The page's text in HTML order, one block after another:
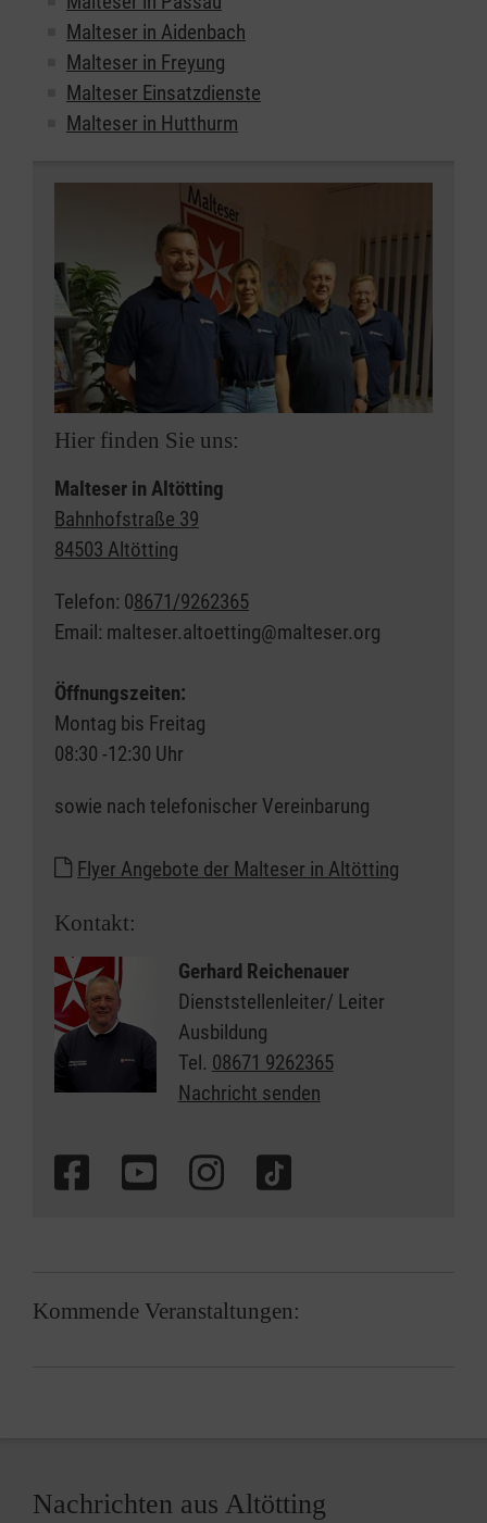
Malteser in Aidenbach
Malteser in Freyung
Malteser Einsatzdienste
Malteser in Hutthurm
Hier finden Sie uns:
Malteser in Altötting
Bahnhofstraße 39
84503 Altötting
Telefon: 08671/9262365
Email: malteser.altoetting@malteser.org
Öffnungszeiten:
Montag bis Freitag
08:30 -12:30 Uhr
sowie nach telefonischer Vereinbarung
Flyer Angebote der Malteser in Altötting
Kontakt:
Gerhard Reichenauer
Dienststellenleiter/ Leiter
Ausbildung
Tel. 08671 9262365
Nachricht senden
Kommende Veranstaltungen:
Nachrichten aus Altötting